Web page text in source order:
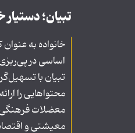
تبیان؛ دستیار
خانواده به
اساسی در
تبیان با
محتواهایی را
معضلات
معیشتی و